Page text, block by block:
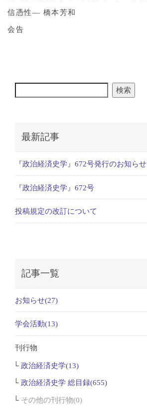
信憑性― 橋本芳和
会告
検索
最新記事
『政治経済史学』672号発行のお知らせ
『政治経済史学』672号
投稿規定の改訂について
記事一覧
お知らせ(27)
学会活動(13)
刊行物
政治経済史学(13)
政治経済史学 総目録(655)
その他の刊行物